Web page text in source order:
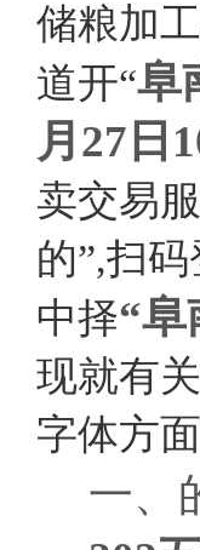
储粮加
道开“阜
月27日
卖交易
的”,扫
中择“阜
现就有
字体方面
一、